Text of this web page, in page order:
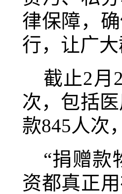
律保障，
行，让广
截止2月
次，包括
款845人次
“捐赠款
资都真正